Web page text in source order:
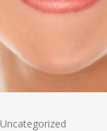
Uncategorized